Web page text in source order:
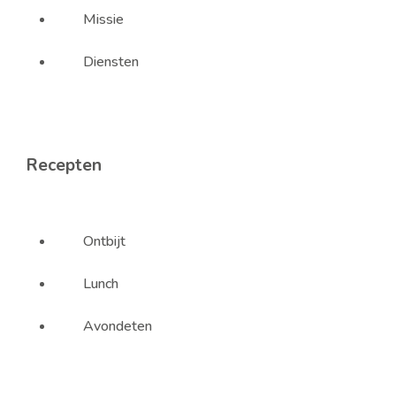
Missie
Diensten
Recepten
Ontbijt
Lunch
Avondeten